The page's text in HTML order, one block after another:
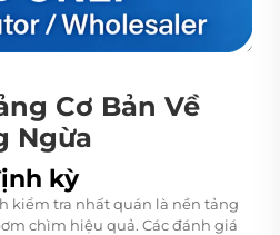
Cơ Bản Về
Ngừa
kỳ
kiểm tra nhất quán là nền tảng
chìm hiệu quả. Các đánh giá